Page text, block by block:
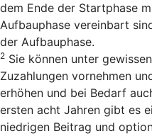
dem Ende der Startphase
Aufbauphase vereinbart
der Aufbauphase.
2 Sie können unter
Zuzahlungen vornehmen
erhöhen und bei Bedarf
ersten acht Jahren gibt es
niedrigen Beitrag und